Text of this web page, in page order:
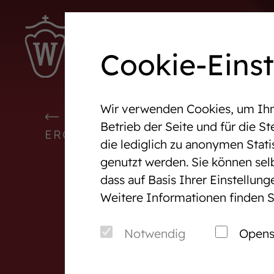
Cookie-
Wir verwenden Cookies, um
Betrieb der Seite und für die
die lediglich zu anonymen
genutzt werden. Sie können
dass auf Basis Ihrer
Weitere Informationen finden
Notwendig
Westfalen-News und aktuelle
Ergebnisse
Wir in Westfalen
Verband & Organisation
WESTFALEN-NEWS UND
ERGEBNISSE